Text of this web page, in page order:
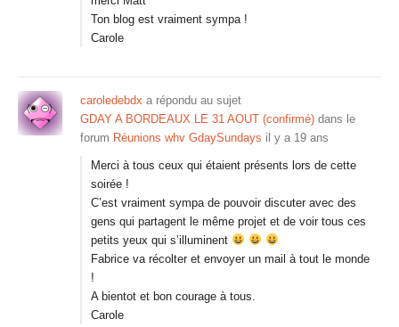
Ton blog est vraiment sympa !
Carole
caroledebdx a répondu au sujet
GDAY A BORDEAUX LE 31 AOUT (confirmé) dans le
forum Réunions whv GdaySundays il y a 19 ans
Merci à tous ceux qui étaient présents lors de cette
soirée !
C’est vraiment sympa de pouvoir discuter avec des
gens qui partagent le même projet et de voir tous ces
petits yeux qui s’illuminent
Fabrice va récolter et envoyer un mail à tout le monde
!
A bientot et bon courage à tous.
Carole